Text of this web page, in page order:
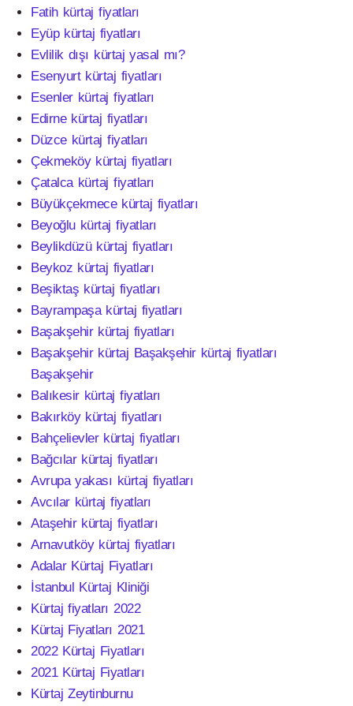
Fatih kürtaj fiyatları
Eyüp kürtaj fiyatları
Evlilik dışı kürtaj yasal mı?
Esenyurt kürtaj fiyatları
Esenler kürtaj fiyatları
Edirne kürtaj fiyatları
Düzce kürtaj fiyatları
Çekmeköy kürtaj fiyatları
Çatalca kürtaj fiyatları
Büyükçekmece kürtaj fiyatları
Beyoğlu kürtaj fiyatları
Beylikdüzü kürtaj fiyatları
Beykoz kürtaj fiyatları
Beşiktaş kürtaj fiyatları
Bayrampaşa kürtaj fiyatları
Başakşehir kürtaj fiyatları
Başakşehir kürtaj Başakşehir kürtaj fiyatları
Başakşehir
Balıkesir kürtaj fiyatları
Bakırköy kürtaj fiyatları
Bahçelievler kürtaj fiyatları
Bağcılar kürtaj fiyatları
Avrupa yakası kürtaj fiyatları
Avcılar kürtaj fiyatları
Ataşehir kürtaj fiyatları
Arnavutköy kürtaj fiyatları
Adalar Kürtaj Fiyatları
İstanbul Kürtaj Kliniği
Kürtaj fiyatları 2022
Kürtaj Fiyatları 2021
2022 Kürtaj Fiyatları
2021 Kürtaj Fiyatları
Kürtaj Zeytinburnu